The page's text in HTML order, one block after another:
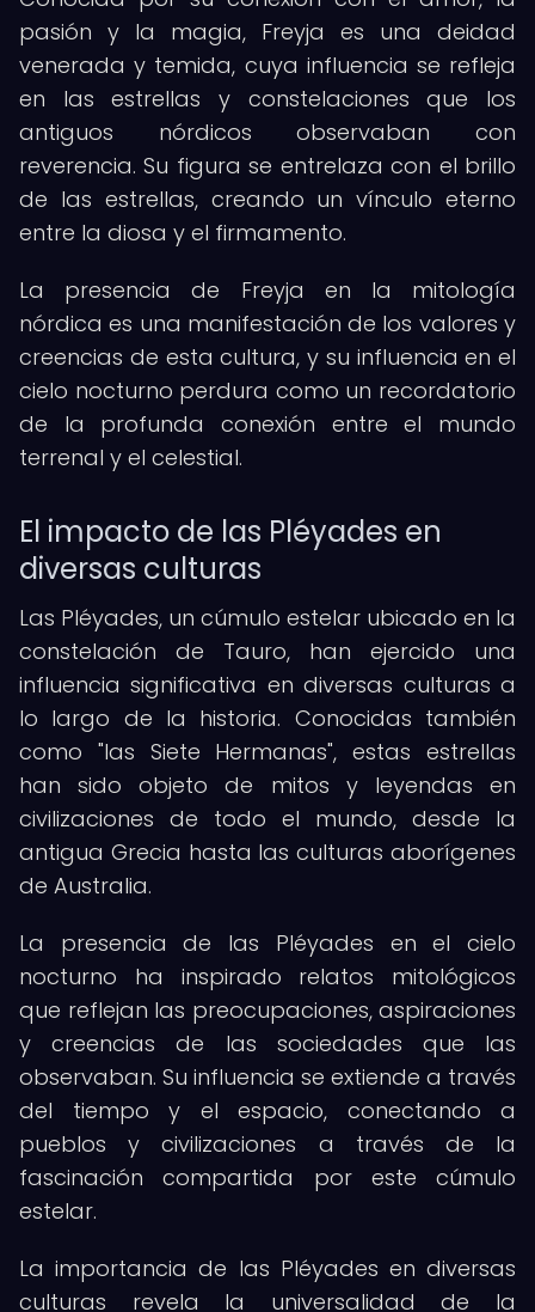
pasión y la magia, Freyja es una deidad
venerada y temida, cuya influencia se refleja
en las estrellas y constelaciones que los
antiguos nórdicos observaban con
reverencia. Su figura se entrelaza con el brillo
de las estrellas, creando un vínculo eterno
entre la diosa y el firmamento.
La presencia de Freyja en la mitología
nórdica es una manifestación de los valores y
creencias de esta cultura, y su influencia en el
cielo nocturno perdura como un recordatorio
de la profunda conexión entre el mundo
terrenal y el celestial.
El impacto de las Pléyades en
diversas culturas
Las Pléyades, un cúmulo estelar ubicado en la
constelación de Tauro, han ejercido una
influencia significativa en diversas culturas a
lo largo de la historia. Conocidas también
como "las Siete Hermanas", estas estrellas
han sido objeto de mitos y leyendas en
civilizaciones de todo el mundo, desde la
antigua Grecia hasta las culturas aborígenes
de Australia.
La presencia de las Pléyades en el cielo
nocturno ha inspirado relatos mitológicos
que reflejan las preocupaciones, aspiraciones
y creencias de las sociedades que las
observaban. Su influencia se extiende a través
del tiempo y el espacio, conectando a
pueblos y civilizaciones a través de la
fascinación compartida por este cúmulo
estelar.
La importancia de las Pléyades en diversas
culturas revela la universalidad de la